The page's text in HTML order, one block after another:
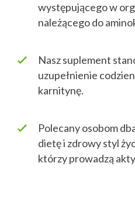
występującego w
należącego do
Nasz suplement
uzupełnienie
karnitynę.
Polecany osobom
dietę i zdrowy styl
którzy prowadzą